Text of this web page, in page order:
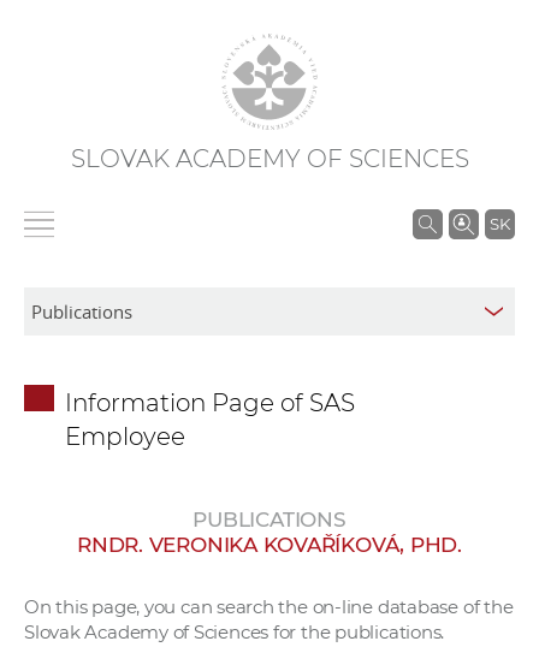
SLOVAK ACADEMY OF SCIENCES
SK
S
w
r
Information Page of SAS
Employee
PUBLICATIONS
RNDR. VERONIKA KOVAŘÍKOVÁ, PHD.
On this page, you can search the on-line database of the
Slovak Academy of Sciences for the publications.